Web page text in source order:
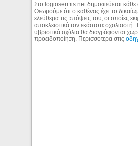
Στο logiosermis.net δημοσιεύεται κάθε
Θεωρούμε ότι ο καθένας έχει το
ελεύθερα τις απόψεις του, οι οποίες
αποκλειστικά τον εκάστοτε σχολιαστή.
υβριστικά σχόλια θα διαγράφονται
προειδοποίηση. Περισσότερα στις